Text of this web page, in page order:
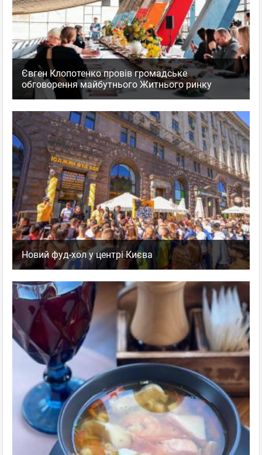
Євген Клопотенко провів громадське
обговорення майбутнього Житнього ринку
Новий фуд-хол у центрі Києва